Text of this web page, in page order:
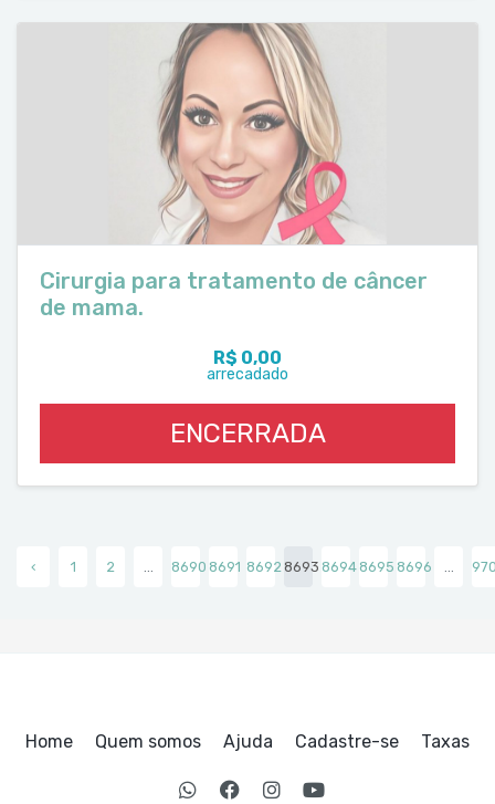
Cirurgia para tratamento de câncer
de mama.
R$ 0,00
arrecadado
ENCERRADA
‹ 1 2 ... 8690 8691 8692 8693 8694 8695 8696 ...
Home Quem somos Ajuda Cadastre-se Taxas